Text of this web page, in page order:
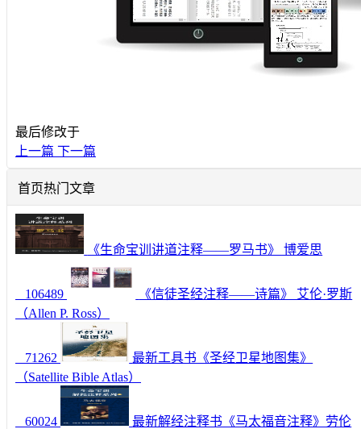
最后修改于
上一篇 下一篇
首页热门文章
《生命宝训讲道注释——罗马书》 博爱思
106489
《信徒圣经注释——诗篇》 艾伦·罗斯
（Allen P. Ross）
71262
最新工具书《圣经卫星地图集》
（Satellite Bible Atlas）
60024
最新解经注释书《马太福音注释》劳伦